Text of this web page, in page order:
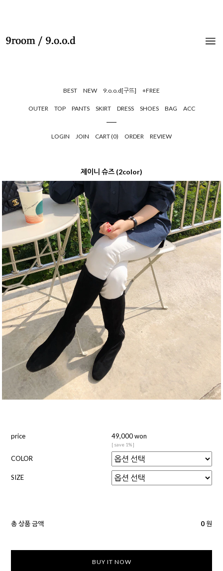
BEST NEW 9.o.o.d[구뜨] +FREE
OUTER TOP PANTS SKIRT DRESS SHOES BAG ACC
LOGIN JOIN CART (0) ORDER REVIEW
제이니 슈즈 (2color)
price 49,000 won
[ save 1% ]
COLOR
SIZE
총 상품 금액 0 원
BUY IT NOW